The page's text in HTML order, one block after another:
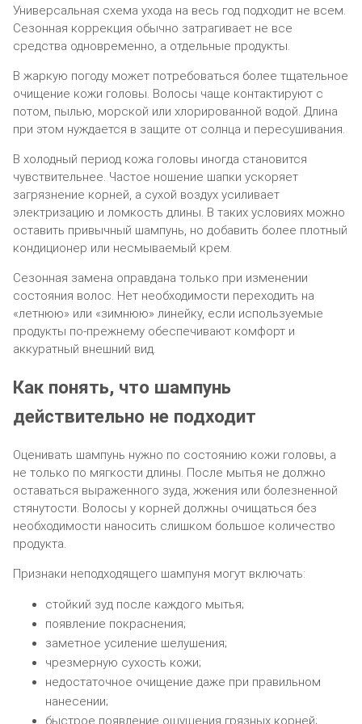
Универсальная схема ухода на весь год подходит не всем.
Сезонная коррекция обычно затрагивает не все
средства одновременно, а отдельные продукты.
В жаркую погоду может потребоваться более тщательное
очищение кожи головы. Волосы чаще контактируют с
потом, пылью, морской или хлорированной водой. Длина
при этом нуждается в защите от солнца и пересушивания.
В холодный период кожа головы иногда становится
чувствительнее. Частое ношение шапки ускоряет
загрязнение корней, а сухой воздух усиливает
электризацию и ломкость длины. В таких условиях можно
оставить привычный шампунь, но добавить более плотный
кондиционер или несмываемый крем.
Сезонная замена оправдана только при изменении
состояния волос. Нет необходимости переходить на
«летнюю» или «зимнюю» линейку, если используемые
продукты по-прежнему обеспечивают комфорт и
аккуратный внешний вид.
Как понять, что шампунь
действительно не подходит
Оценивать шампунь нужно по состоянию кожи головы, а
не только по мягкости длины. После мытья не должно
оставаться выраженного зуда, жжения или болезненной
стянутости. Волосы у корней должны очищаться без
необходимости наносить слишком большое количество
продукта.
Признаки неподходящего шампуня могут включать:
стойкий зуд после каждого мытья;
появление покраснения;
заметное усиление шелушения;
чрезмерную сухость кожи;
недостаточное очищение даже при правильном
нанесении;
быстрое появление ощущения грязных корней;